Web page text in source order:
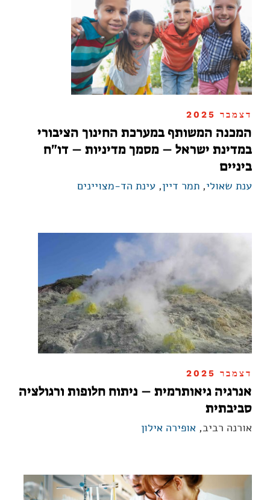
דצמבר 2025
המכנה המשותף במערכת החינוך הציבורי
במדינת ישראל – מסמך מדיניות – דו"ח
ביניים
ענת שאולי, תמר דיין, עינת הד-מצויינים
דצמבר 2025
אנרגיה גיאותרמית – ניתוח חלופות ורגולציה
סביבתית
אורנה רביב, אופירה אילון